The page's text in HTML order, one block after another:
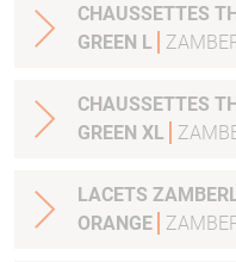
CHAUSSETTES
GREEN L
CHAUSSETTES
GREEN XL
LACETS
ORANGE